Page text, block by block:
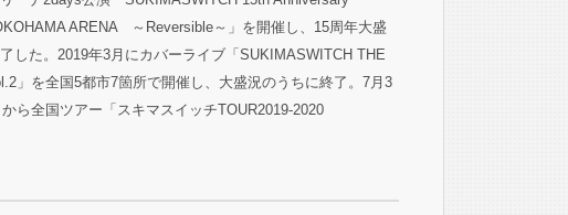
ARENA ～Reversible～」を開催し、15周年大盛
した。2019年3月にカバーライブ「SUKIMASWITCH THE
」を全国5都市7箇所で開催し、大盛況のうちに終了。7月3
ら全国ツアー「スキマスイッチTOUR2019-2020